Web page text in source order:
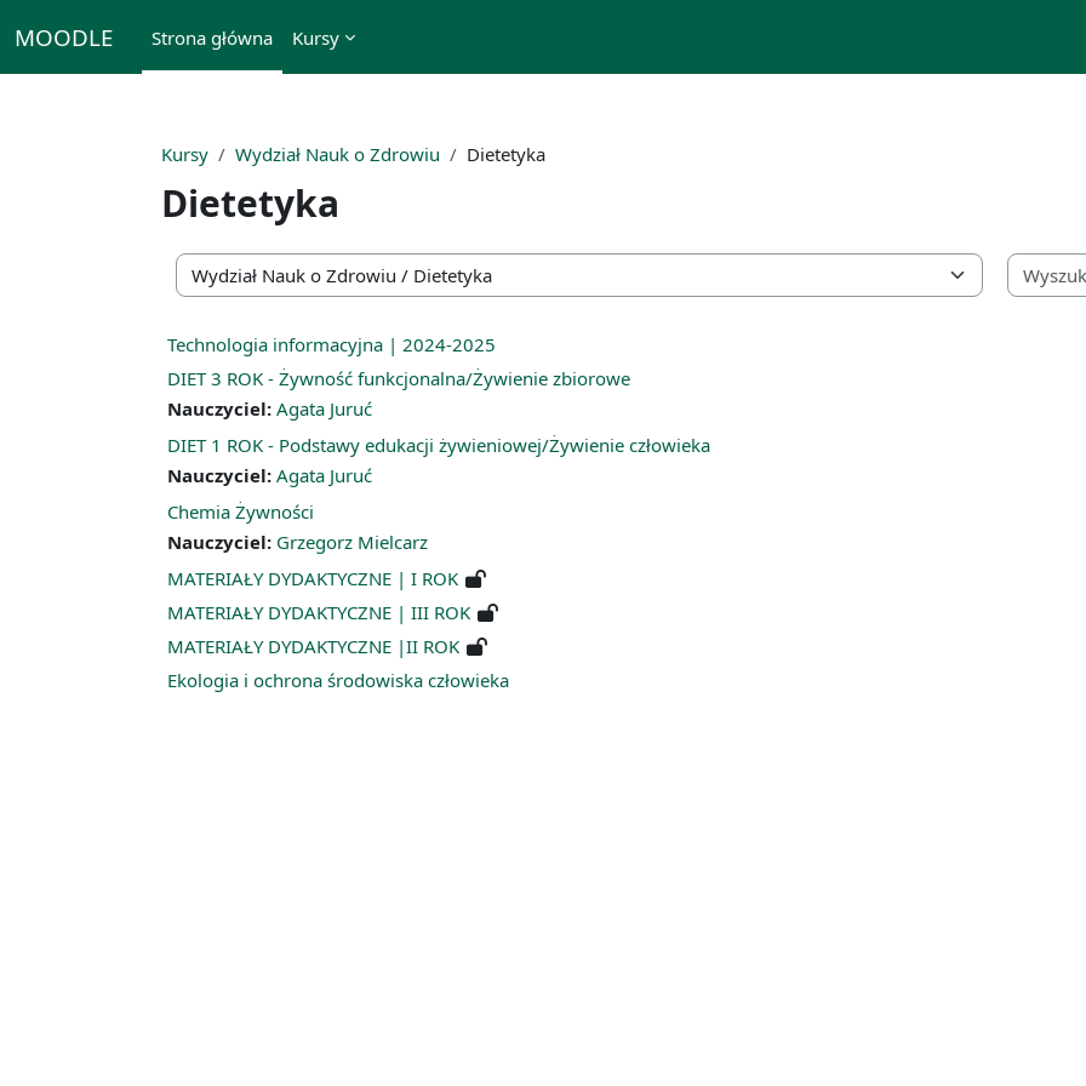
MOODLE Strona główna Kursy
Kursy Wydział Nauk o Zdrowiu Dietetyka
Dietetyka
Kategorie kursów
Technologia informacyjna | 2024-2025
DIET 3 ROK - Żywność funkcjonalna/Żywienie zbiorowe
Nauczyciel:Agata Juruć
DIET 1 ROK - Podstawy edukacji żywieniowej/Żywienie człowieka
Nauczyciel:Agata Juruć
Chemia Żywności
Nauczyciel: Grzegorz Mielcarz
MATERIAŁY DYDAKTYCZNE | I ROK
MATERIAŁY DYDAKTYCZNE | III ROK
MATERIAŁY DYDAKTYCZNE |II ROK
Ekologia i ochrona środowiska człowieka